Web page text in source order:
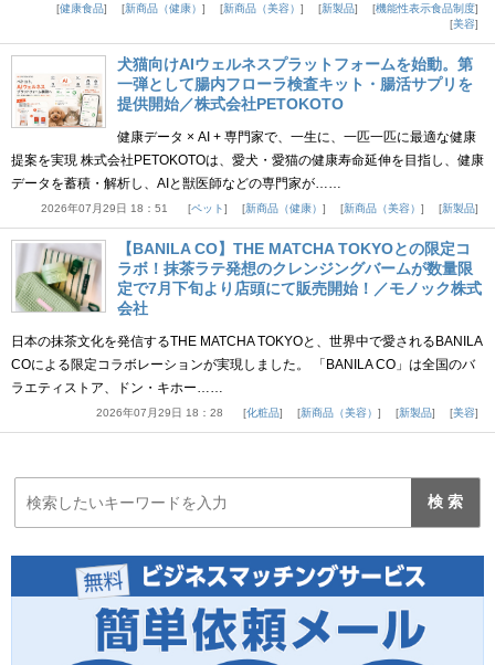
健康食品
新商品（健康） 新商品（美容） 新製品
機能性表示食品制度
美容
犬猫向けAIウェルネスプラットフォームを始動。第
一弾として腸内フローラ検査キット・腸活サプリを
提供開始／株式会社PETOKOTO
健康データ × AI + 専門家で、一生に、一匹一匹に最適な健康
提案を実現 株式会社PETOKOTOは、愛犬・愛猫の健康寿命延伸を目指し、健康
データを蓄積・解析し、AIと獣医師などの専門家が……
2026年07月29日 18：51 ペット 新商品（健康） 新商品（美容） 新製品
【BANILA CO】THE MATCHA TOKYOとの限定コ
ラボ！抹茶ラテ発想のクレンジングバームが数量限
定で7月下旬より店頭にて販売開始！／モノック株式
会社
日本の抹茶文化を発信するTHE MATCHA TOKYOと、世界中で愛されるBANILA
COによる限定コラボレーションが実現しました。 「BANILA CO」は全国のバ
ラエティストア、ドン・キホー……
2026年07月29日 18：28 化粧品 新商品（美容） 新製品 美容